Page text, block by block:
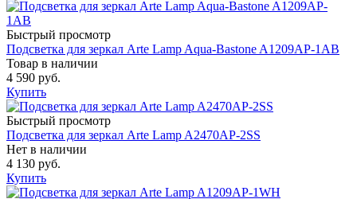
Быстрый просмотр
Подсветка для зеркал Arte Lamp Aqua-Bastone A1209AP-1AB
Товар в наличии
4 590 руб.
Купить
Быстрый просмотр
Подсветка для зеркал Arte Lamp A2470AP-2SS
Нет в наличии
4 130 руб.
Купить